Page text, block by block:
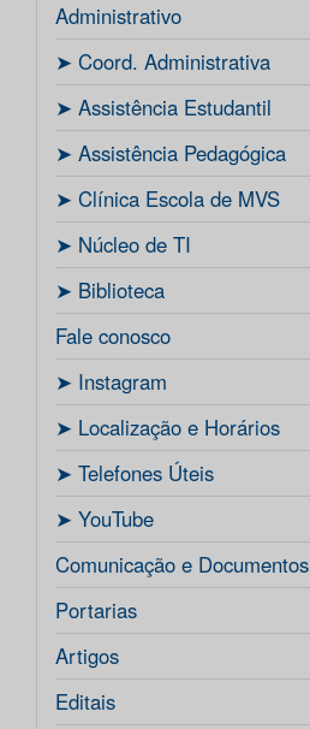
Administrativo
ㅤ➤ Coord. Administrativa
ㅤ➤ Assistência Estudantil
ㅤ➤ Assistência Pedagógica
ㅤ➤ Clínica Escola de MVS
ㅤ➤ Núcleo de TI
ㅤ➤ Biblioteca
Fale conosco
ㅤ➤ Instagram
ㅤ➤ Localização e Horários
ㅤ➤ Telefones Úteis
ㅤ➤ YouTube
Comunicação e Documentos
Portarias
Artigos
Editais